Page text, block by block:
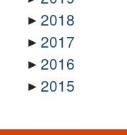
2018
2017
2016
2015